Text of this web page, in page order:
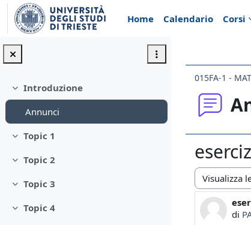
Vai al contenuto principale
Home
Calendario Corsi
Minimizza
Introduzione
Annunci
Minimizza
Topic 1
Minimizza
Topic 2
Minimizza
Topic 3
Minimizza
Topic 4
015FA-1 -
Modalità
di